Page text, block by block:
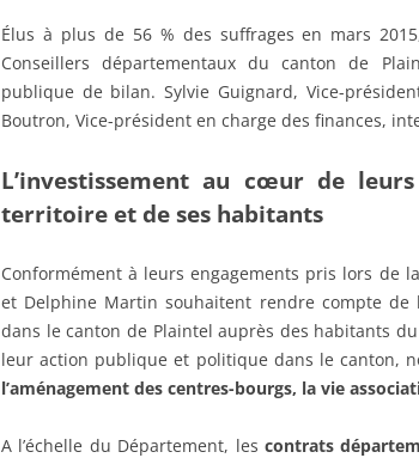
Élus à plus de 56 % des suffrages en mars
Conseillers départementaux du canton de
publique de bilan. Sylvie Guignard, Vice-
Boutron, Vice-président en charge des finances,
L’investissement au cœur de
territoire et de ses habitants
Conformément à leurs engagements pris lors de
et Delphine Martin souhaitent rendre compte
dans le canton de Plaintel auprès des habitants
leur action publique et politique dans le canton,
l’aménagement des centres-bourgs, la vie
A l’échelle du Département, lescontrats